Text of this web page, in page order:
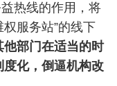
热线的作用，将
权服务站”的线下
部门在适当的时
化，倒逼机构改